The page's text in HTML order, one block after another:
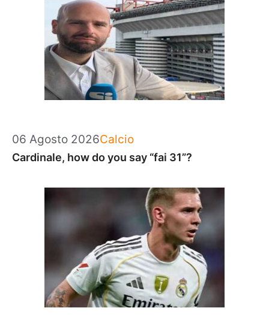
06 Agosto 2026Categorie
Calcio
Cardinale, how do you say “fai 31”?